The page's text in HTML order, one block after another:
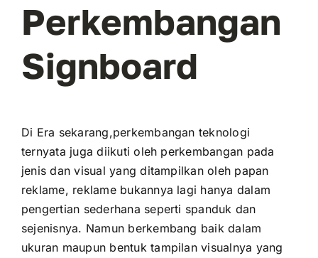
Perkembangan
Signboard
Di Era sekarang,perkembangan teknologi
ternyata juga diikuti oleh perkembangan pada
jenis dan visual yang ditampilkan oleh papan
reklame, reklame bukannya lagi hanya dalam
pengertian sederhana seperti spanduk dan
sejenisnya. Namun berkembang baik dalam
ukuran maupun bentuk tampilan visualnya yang